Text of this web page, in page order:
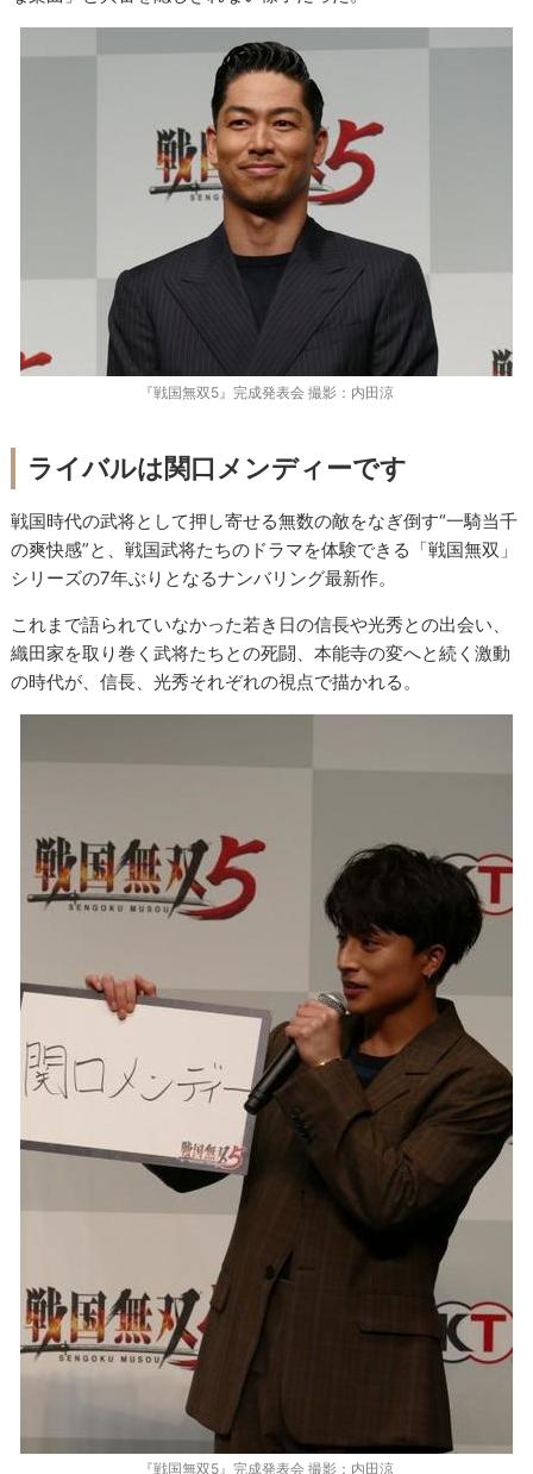
『戦国無双5』完成発表会 撮影：内田涼
ライバルは関口メンディーです
戦国時代の武将として押し寄せる無数の敵をなぎ倒す“一騎当千
の爽快感”と、戦国武将たちのドラマを体験できる「戦国無双」
シリーズの7年ぶりとなるナンバリング最新作。
これまで語られていなかった若き日の信長や光秀との出会い、
織田家を取り巻く武将たちとの死闘、本能寺の変へと続く激動
の時代が、信長、光秀それぞれの視点で描かれる。
『戦国無双5』完成発表会 撮影：内田涼